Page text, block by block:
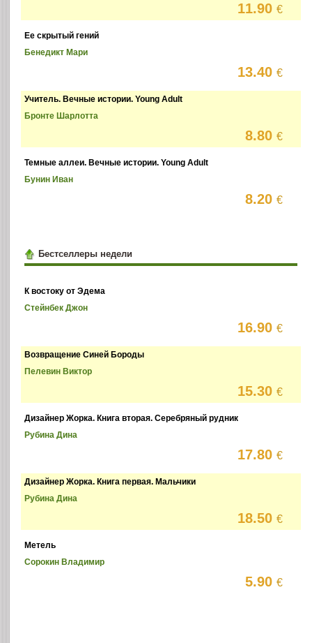
11.90€
Ее скрытый гений
Бенедикт Мари
13.40€
Учитель. Вечные истории. Young Adult
Бронте Шарлотта
8.80€
Темные аллеи. Вечные истории. Young Adult
Бунин Иван
8.20€
Бестселлеры недели
К востоку от Эдема
Стейнбек Джон
16.90€
Возвращение Синей Бороды
Пелевин Виктор
15.30€
Дизайнер Жорка. Книга вторая. Серебряный рудник
Рубина Дина
17.80€
Дизайнер Жорка. Книга первая. Мальчики
Рубина Дина
18.50€
Метель
Сорокин Владимир
5.90€